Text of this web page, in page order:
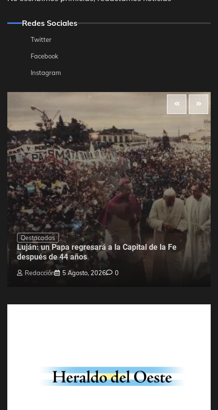
Redes Sociales
Twitter
Facebook
Instagram
Destacadas
Luján: un Papa regresará a la Capital de la Fe
después de 44 años
Redacción 5 Agosto, 2026 0